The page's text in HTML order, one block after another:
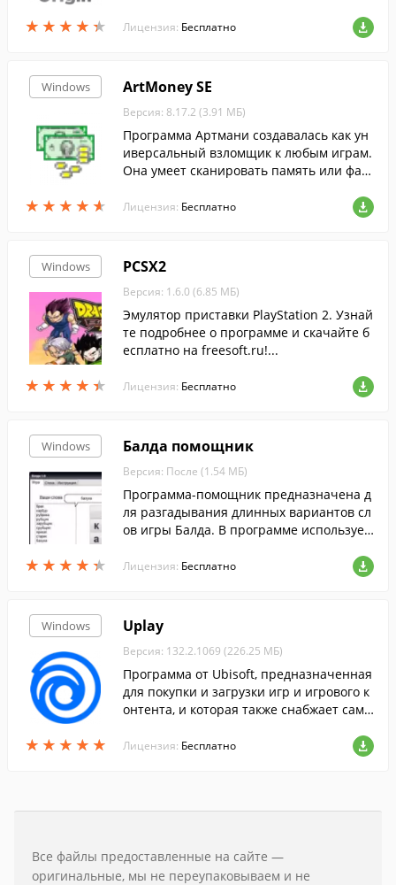
★ ★ ★ ★ ★
★ ★ ★ ★ ★
помощью клиента Origin....
Лицензия: Бесплатно
Windows
★ ★ ★ ★ ★
★ ★ ★ ★ ★
ArtMoney SE
Версия: 8.17.2 (3.91 МБ)
Программа Артмани создавалась как ун
иверсальный взломщик к любым играм.
Она умеет сканировать память или фай
ных значений. Имеется поддержка русс
Лицензия: Бесплатно
Windows
★ ★ ★ ★ ★
★ ★ ★ ★ ★
PCSX2
Версия: 1.6.0 (6.85 МБ)
Эмулятор приставки PlayStation 2. Узнай
те подробнее о программе и скачайте б
есплатно на freesoft.ru!...
Лицензия: Бесплатно
Windows
★ ★ ★ ★ ★
★ ★ ★ ★ ★
Балда помощник
Версия: После (1.54 МБ)
Программа-помощник предназначена д
ля разгадывания длинных вариантов сл
ов игры Балда. В программе использует
ода и быстрого поиска. "Балда" помощн
ик, отличающийся тем что подбирает д
Лицензия: Бесплатно
Windows
★ ★ ★ ★ ★
★ ★ ★ ★ ★
Uplay
Версия: 132.2.1069 (226.25 МБ)
Программа от Ubisoft, предназначенная
для покупки и загрузки игр и игрового к
онтента, и которая также снабжает самы
Лицензия: Бесплатно
Все файлы предоставленные на сайте —
оригинальные, мы не переупаковываем и не